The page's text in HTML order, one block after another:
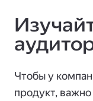
Чтобы у
продукт,